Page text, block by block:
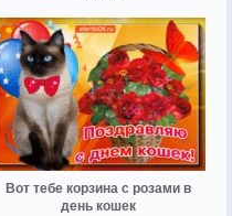
Вот тебе корзина с розами в
день кошек